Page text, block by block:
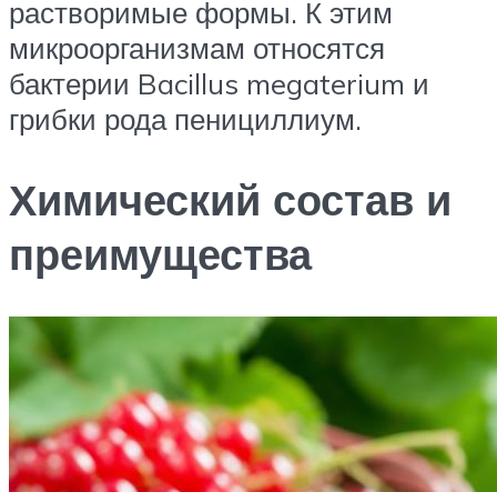
растворимые формы. К этим
микроорганизмам относятся
бактерии Bacillus megaterium и
грибки рода пенициллиум.
Химический состав и
преимущества